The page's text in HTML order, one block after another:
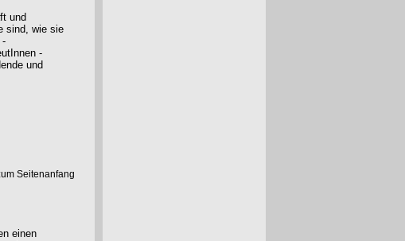
und
sind, wie sie
-
-
und
Seitenanfang
einen